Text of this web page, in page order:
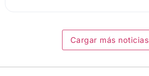
Cargar más noticias